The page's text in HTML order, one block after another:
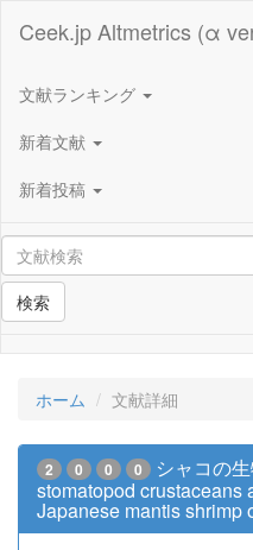
Ceek.jp Altmetrics (α
文献ランキング
新着文献
新着投稿
検索
ホーム 文献詳細
2 0 0 0
シャコの
stomatopod crustaceans
Japanese mantis shrimp